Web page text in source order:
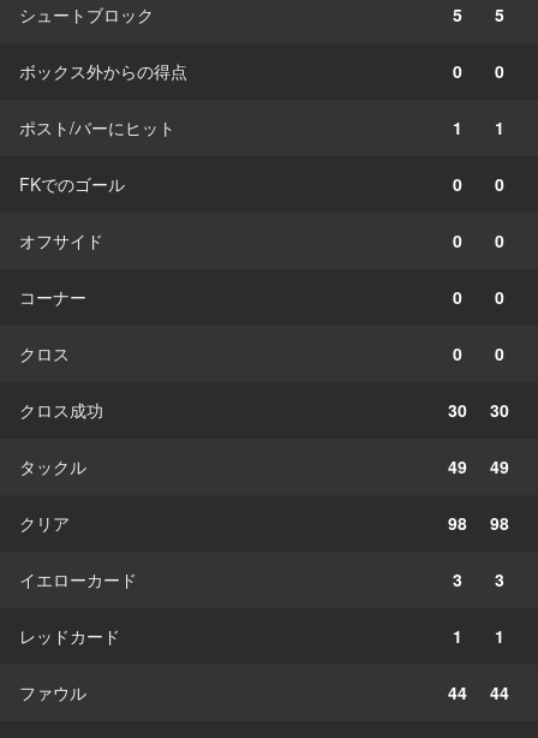
シュートブロック 5 5
ボックス外からの得点 0 0
ポスト/バーにヒット 1 1
FKでのゴール 0 0
オフサイド 0 0
コーナー 0 0
クロス 0 0
クロス成功 30 30
タックル 49 49
クリア 98 98
イエローカード 3 3
レッドカード 1 1
ファウル 44 44